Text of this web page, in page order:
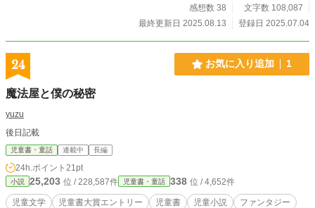
感想数 38
文字数 108,087
最終更新日 2025.08.13
登録日 2025.07.04
24 お気に入り追加 1
魔法屋と僕の秘密
yuzu
後日記載
児童書・童話 連載中 長編
24h.ポイント 21pt
小説 25,203 位 / 228,587件 児童書・童話 338 位 / 4,652件
児童文学 児童書大賞エントリー 児童書 児童小説
ファンタジー